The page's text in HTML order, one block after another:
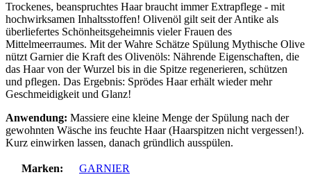
Trockenes, beanspruchtes Haar braucht immer Extrapflege - mit
hochwirksamen Inhaltsstoffen! Olivenöl gilt seit der Antike als
überliefertes Schönheitsgeheimnis vieler Frauen des
Mittelmeerraumes. Mit der Wahre Schätze Spülung Mythische Olive
nützt Garnier die Kraft des Olivenöls: Nährende Eigenschaften, die
das Haar von der Wurzel bis in die Spitze regenerieren, schützen
und pflegen. Das Ergebnis: Sprödes Haar erhält wieder mehr
Geschmeidigkeit und Glanz!
Anwendung: Massiere eine kleine Menge der Spülung nach der
gewohnten Wäsche ins feuchte Haar (Haarspitzen nicht vergessen!).
Kurz einwirken lassen, danach gründlich ausspülen.
Marken:
GARNIER